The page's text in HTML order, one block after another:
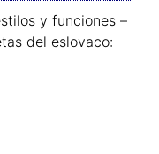
y funciones –
del eslovaco: